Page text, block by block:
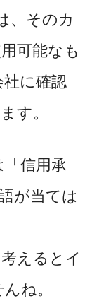
、そのカ
可能なも
に確認
す。
信用承
が当ては
えるとイ
ね。